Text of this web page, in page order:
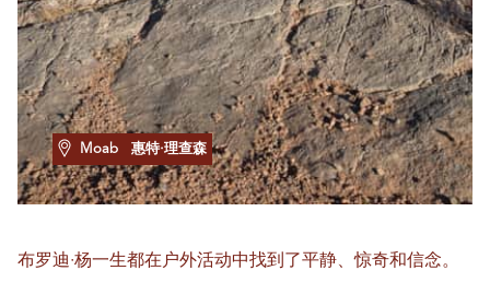
Moab 惠特·理查森
布罗迪·杨一生都在户外活动中找到了平静、惊奇和信念。